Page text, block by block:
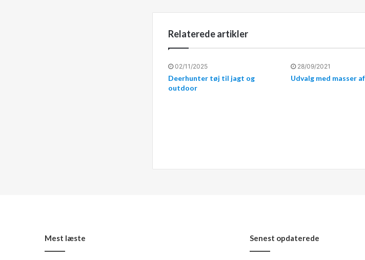
Relaterede artikler
02/11/2025
Deerhunter tøj til jagt og
outdoor
28/09/2021
Udvalg med masser
Mest læste Senest opdaterede